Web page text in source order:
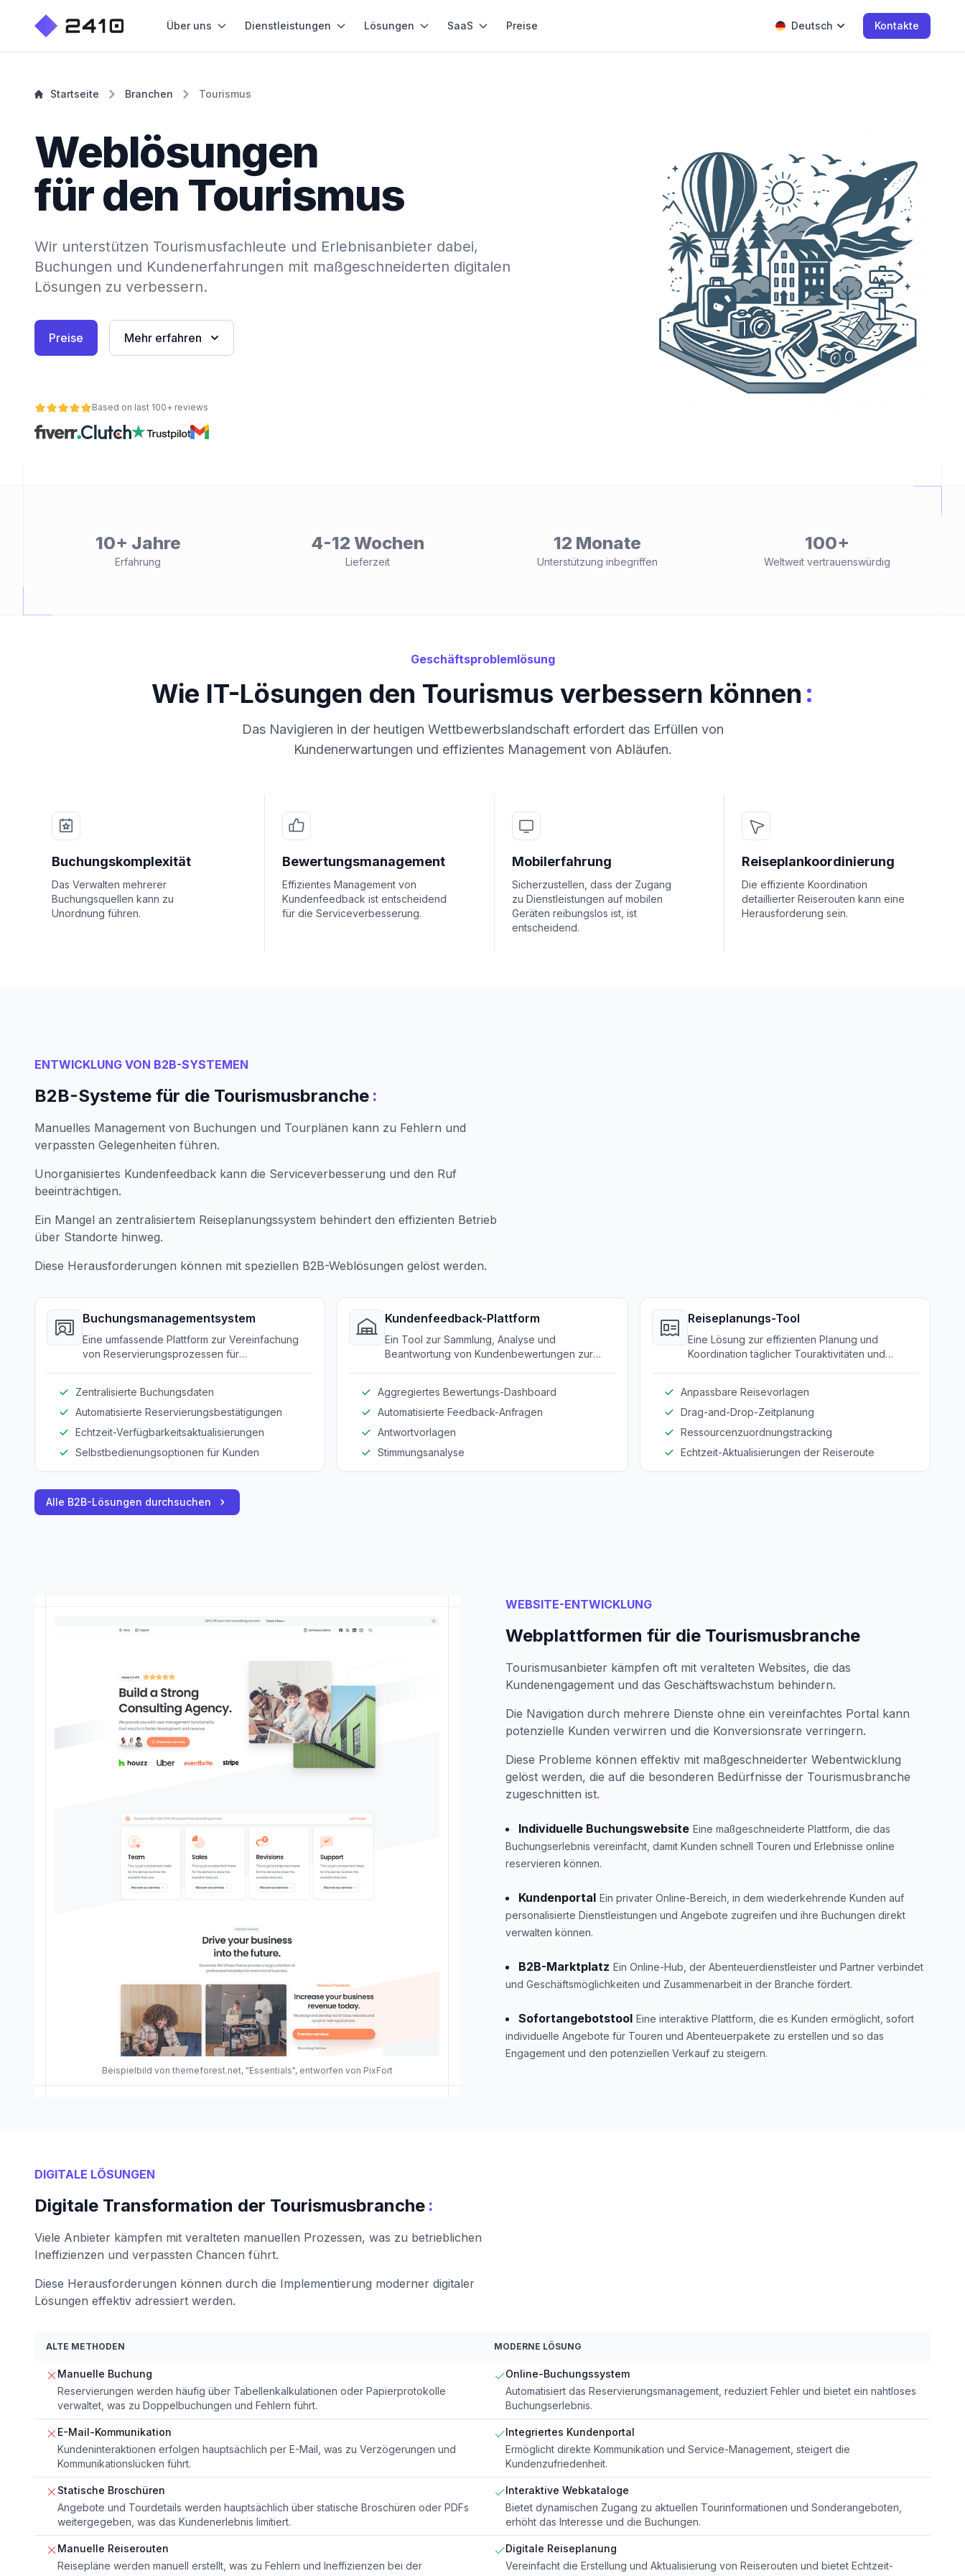
Über uns Dienstleistungen Lösungen SaaS Preise Deutsch Kontakte
Startseite Branchen Tourismus
Weblösungen
für den Tourismus
Wir unterstützen Tourismusfachleute und Erlebnisanbieter dabei,
Buchungen und Kundenerfahrungen mit maßgeschneiderten digitalen
Lösungen zu verbessern.
Preise Mehr erfahren
Based on last 100+ reviews
10+ Jahre
Erfahrung
4-12 Wochen
Lieferzeit
12 Monate
Unterstützung inbegriffen
100+
Weltweit vertrauenswürdig
Geschäftsproblemlösung
Wie IT-Lösungen den Tourismus verbessern können :
Das Navigieren in der heutigen Wettbewerbslandschaft erfordert das Erfüllen von
Kundenerwartungen und effizientes Management von Abläufen.
Buchungskomplexität
Das Verwalten mehrerer
Buchungsquellen kann zu
Unordnung führen.
Bewertungsmanagement
Effizientes Management von
Kundenfeedback ist entscheidend
für die Serviceverbesserung.
Mobilerfahrung
Sicherzustellen, dass der Zugang
zu Dienstleistungen auf mobilen
Geräten reibungslos ist, ist
entscheidend.
Reiseplankoordinierung
Die effiziente Koordination
detaillierter Reiserouten kann eine
Herausforderung sein.
ENTWICKLUNG VON B2B-SYSTEMEN
B2B-Systeme für die Tourismusbranche :
Manuelles Management von Buchungen und Tourplänen kann zu Fehlern und
verpassten Gelegenheiten führen.
Unorganisiertes Kundenfeedback kann die Serviceverbesserung und den Ruf
beeinträchtigen.
Ein Mangel an zentralisiertem Reiseplanungssystem behindert den effizienten Betrieb
über Standorte hinweg.
Diese Herausforderungen können mit speziellen B2B-Weblösungen gelöst werden.
Buchungsmanagementsystem
Eine umfassende Plattform zur Vereinfachung
von Reservierungsprozessen für
Zentralisierte Buchungsdaten
Automatisierte Reservierungsbestätigungen
Echtzeit-Verfügbarkeitsaktualisierungen
Selbstbedienungsoptionen für Kunden
Kundenfeedback-Plattform
Ein Tool zur Sammlung, Analyse und
Beantwortung von Kundenbewertungen zur
Aggregiertes Bewertungs-Dashboard
Automatisierte Feedback-Anfragen
Antwortvorlagen
Stimmungsanalyse
Reiseplanungs-Tool
Eine Lösung zur effizienten Planung und
Koordination täglicher Touraktivitäten und
Anpassbare Reisevorlagen
Drag-and-Drop-Zeitplanung
Ressourcenzuordnungstracking
Echtzeit-Aktualisierungen der Reiseroute
Alle B2B-Lösungen durchsuchen
Beispielbild von themeforest.net, "Essentials", entworfen von PixFort
WEBSITE-ENTWICKLUNG
Webplattformen für die Tourismusbranche
Tourismusanbieter kämpfen oft mit veralteten Websites, die das
Kundenengagement und das Geschäftswachstum behindern.
Die Navigation durch mehrere Dienste ohne ein vereinfachtes Portal kann
potenzielle Kunden verwirren und die Konversionsrate verringern.
Diese Probleme können effektiv mit maßgeschneiderter Webentwicklung
gelöst werden, die auf die besonderen Bedürfnisse der Tourismusbranche
zugeschnitten ist.
Individuelle Buchungswebsite Eine maßgeschneiderte Plattform, die das
Buchungserlebnis vereinfacht, damit Kunden schnell Touren und Erlebnisse online
reservieren können.
Kundenportal Ein privater Online-Bereich, in dem wiederkehrende Kunden auf
personalisierte Dienstleistungen und Angebote zugreifen und ihre Buchungen direkt
verwalten können.
B2B-Marktplatz Ein Online-Hub, der Abenteuerdienstleister und Partner verbindet
und Geschäftsmöglichkeiten und Zusammenarbeit in der Branche fördert.
Sofortangebotstool Eine interaktive Plattform, die es Kunden ermöglicht, sofort
individuelle Angebote für Touren und Abenteuerpakete zu erstellen und so das
Engagement und den potenziellen Verkauf zu steigern.
DIGITALE LÖSUNGEN
Digitale Transformation der Tourismusbranche :
Viele Anbieter kämpfen mit veralteten manuellen Prozessen, was zu betrieblichen
Ineffizienzen und verpassten Chancen führt.
Diese Herausforderungen können durch die Implementierung moderner digitaler
Lösungen effektiv adressiert werden.
ALTE METHODEN MODERNE LÖSUNG
Manuelle Buchung
Reservierungen werden häufig über Tabellenkalkulationen oder Papierprotokolle
verwaltet, was zu Doppelbuchungen und Fehlern führt.
Online-Buchungssystem
Automatisiert das Reservierungsmanagement, reduziert Fehler und bietet ein nahtloses
Buchungserlebnis.
E-Mail-Kommunikation
Kundeninteraktionen erfolgen hauptsächlich per E-Mail, was zu Verzögerungen und
Kommunikationslücken führt.
Integriertes Kundenportal
Ermöglicht direkte Kommunikation und Service-Management, steigert die
Kundenzufriedenheit.
Statische Broschüren
Angebote und Tourdetails werden hauptsächlich über statische Broschüren oder PDFs
weitergegeben, was das Kundenerlebnis limitiert.
Interaktive Webkataloge
Bietet dynamischen Zugang zu aktuellen Tourinformationen und Sonderangeboten,
erhöht das Interesse und die Buchungen.
Manuelle Reiserouten
Reisepläne werden manuell erstellt, was zu Fehlern und Ineffizienzen bei der
Digitale Reiseplanung
Vereinfacht die Erstellung und Aktualisierung von Reiserouten und bietet Echtzeit-